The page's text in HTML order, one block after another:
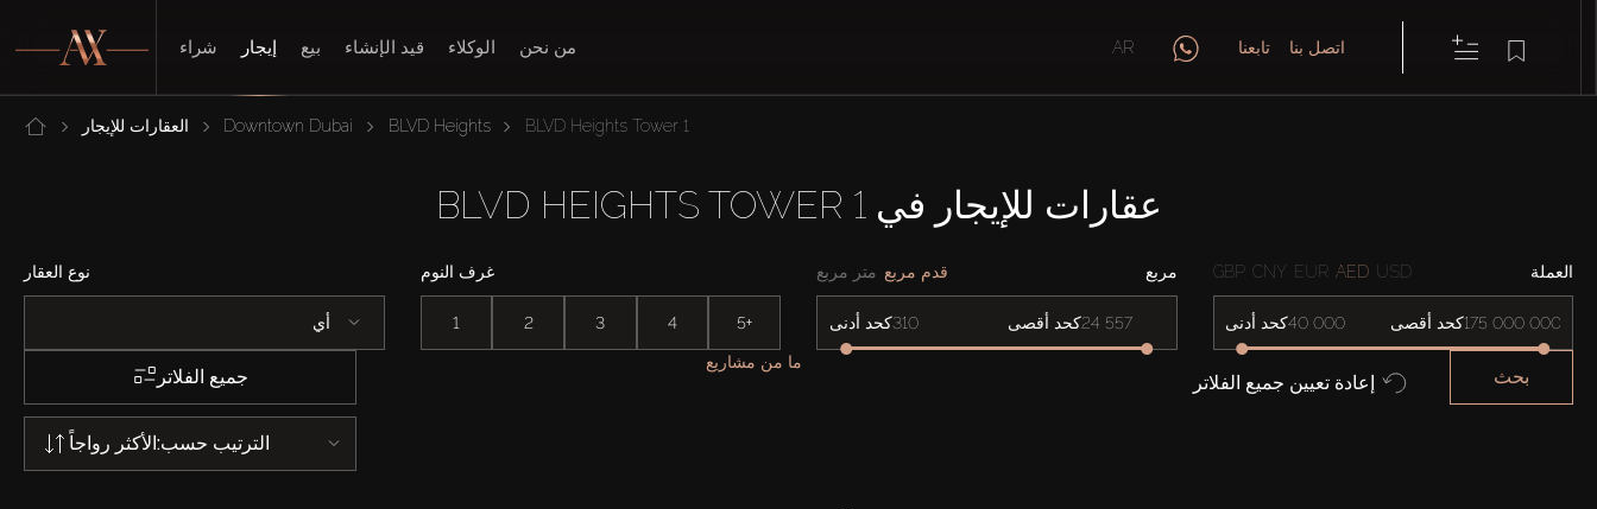
شراء إيجار بيع قيد الإنشاء الوكلاء من نحن AR تابعنا اتصل بنا
العقارات للإيجار Downtown Dubai BLVD Heights BLVD Heights Tower 1
عقارات للإيجار في BLVD HEIGHTS TOWER 1
نوع العقار
أي
غرف النوم
1 2 3 4 5+
مربع متر مربع قدم مربع
كحد أدنى كحد أقصى
العملة GBP CNY EUR AED USD
كحد أدنى كحد أقصى
جميع الفلاتر
ما من مشاريع
إعادة تعيين جميع الفلاتر بحث
الأكثر رواجاًالترتيب حسب: